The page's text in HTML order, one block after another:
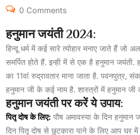
0 Comments
हनुमानजयंती 2024:
हिन्दू धर्म में कई सारे त्योहार मनाए जाते हैं जो
समर्पित होते हैं. इन्ही में से एक है हनुमान जयंती.
का 11वां रुद्रावतार माना जाता है. पवनपुत्र,
हनुमान जी के कई नाम है. शास्त्रों में हनुमान
हनुमानजयंतीपरकरेंयेउपाय:
पितृदोषकेलिए: पौष अमावस्या के दिन हनुमान
दिन पितृ दोष से छुटकारा पाने के लिए आप घर में